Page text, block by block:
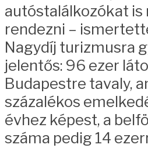
autóstalálkozókat is
rendezni –
Nagydíj turizmusra
jelentős: 96 ezer
Budapestre tavaly,
százalékos
évhez képest, a
száma pedig 14